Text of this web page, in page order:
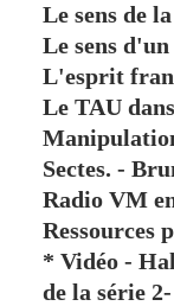
Le sens de
Le sens
L'esprit
Le TAU
Sectes. -
Radio VM
Ressources
* Vidéo -
de la série